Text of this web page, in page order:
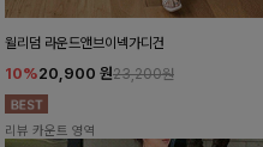
윌리덤 라운드앤브이넥가디건
10%20,900 원23,200원
리뷰 카운트 영역